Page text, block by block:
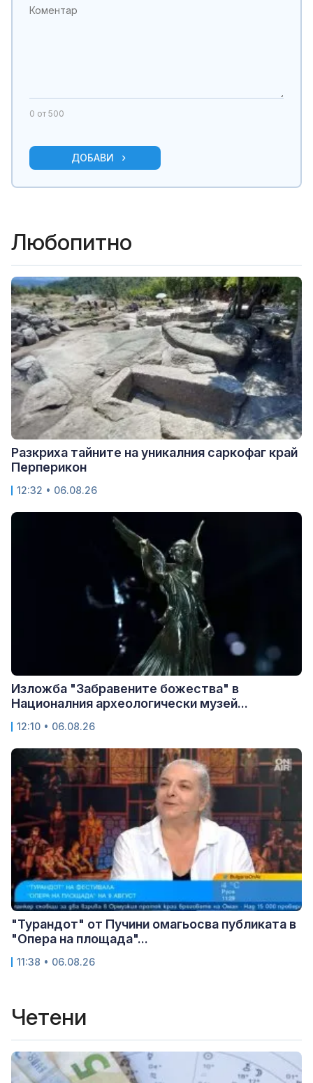
0 от 500
ДОБАВИ
Любопитно
Разкриха тайните на уникалния саркофаг край
Перперикон
12:32 • 06.08.26
Изложба "Забравените божества" в
Националния археологически музей...
12:10 • 06.08.26
"Турандот" от Пучини омагьосва публиката в
"Опера на площада"...
11:38 • 06.08.26
Четени